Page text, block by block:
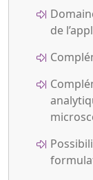
de